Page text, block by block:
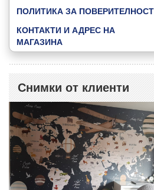
ВИЖ ВСИЧКИ КАТАЛОЗИ »
ПОЛИТИКА ЗА ПОВЕРИТЕЛНОСТ
КОНТАКТИ И АДРЕС НА
МАГАЗИНА
Снимки от клиенти